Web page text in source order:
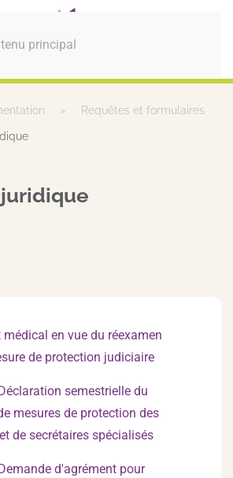
principal
Requêtes et formulaires
médical en vue du réexamen
de protection judiciaire
semestrielle du
mesures de protection des
de secrétaires spécialisés
d'agrément pour